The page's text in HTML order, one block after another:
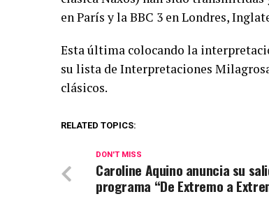
en París y la BBC 3 en Londres,
Esta última colocando la
su lista de Interpretaciones
clásicos.
RELATED TOPICS:
DON'T MISS
Caroline Aquino anuncia su
programa “De Extremo a